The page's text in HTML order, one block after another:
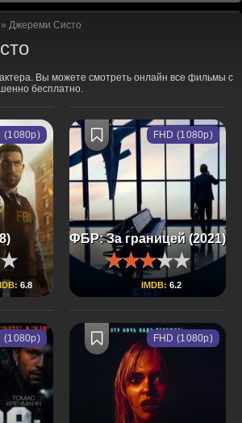
» Джереми Систо
Вы можете смотреть онлайн все фильмы с
бесплатно.
6.8
(1080p)
ФБР: За границей (2021)
IMDB: 6.2
FHD (1080p)
(1080p) FHD (1080p)